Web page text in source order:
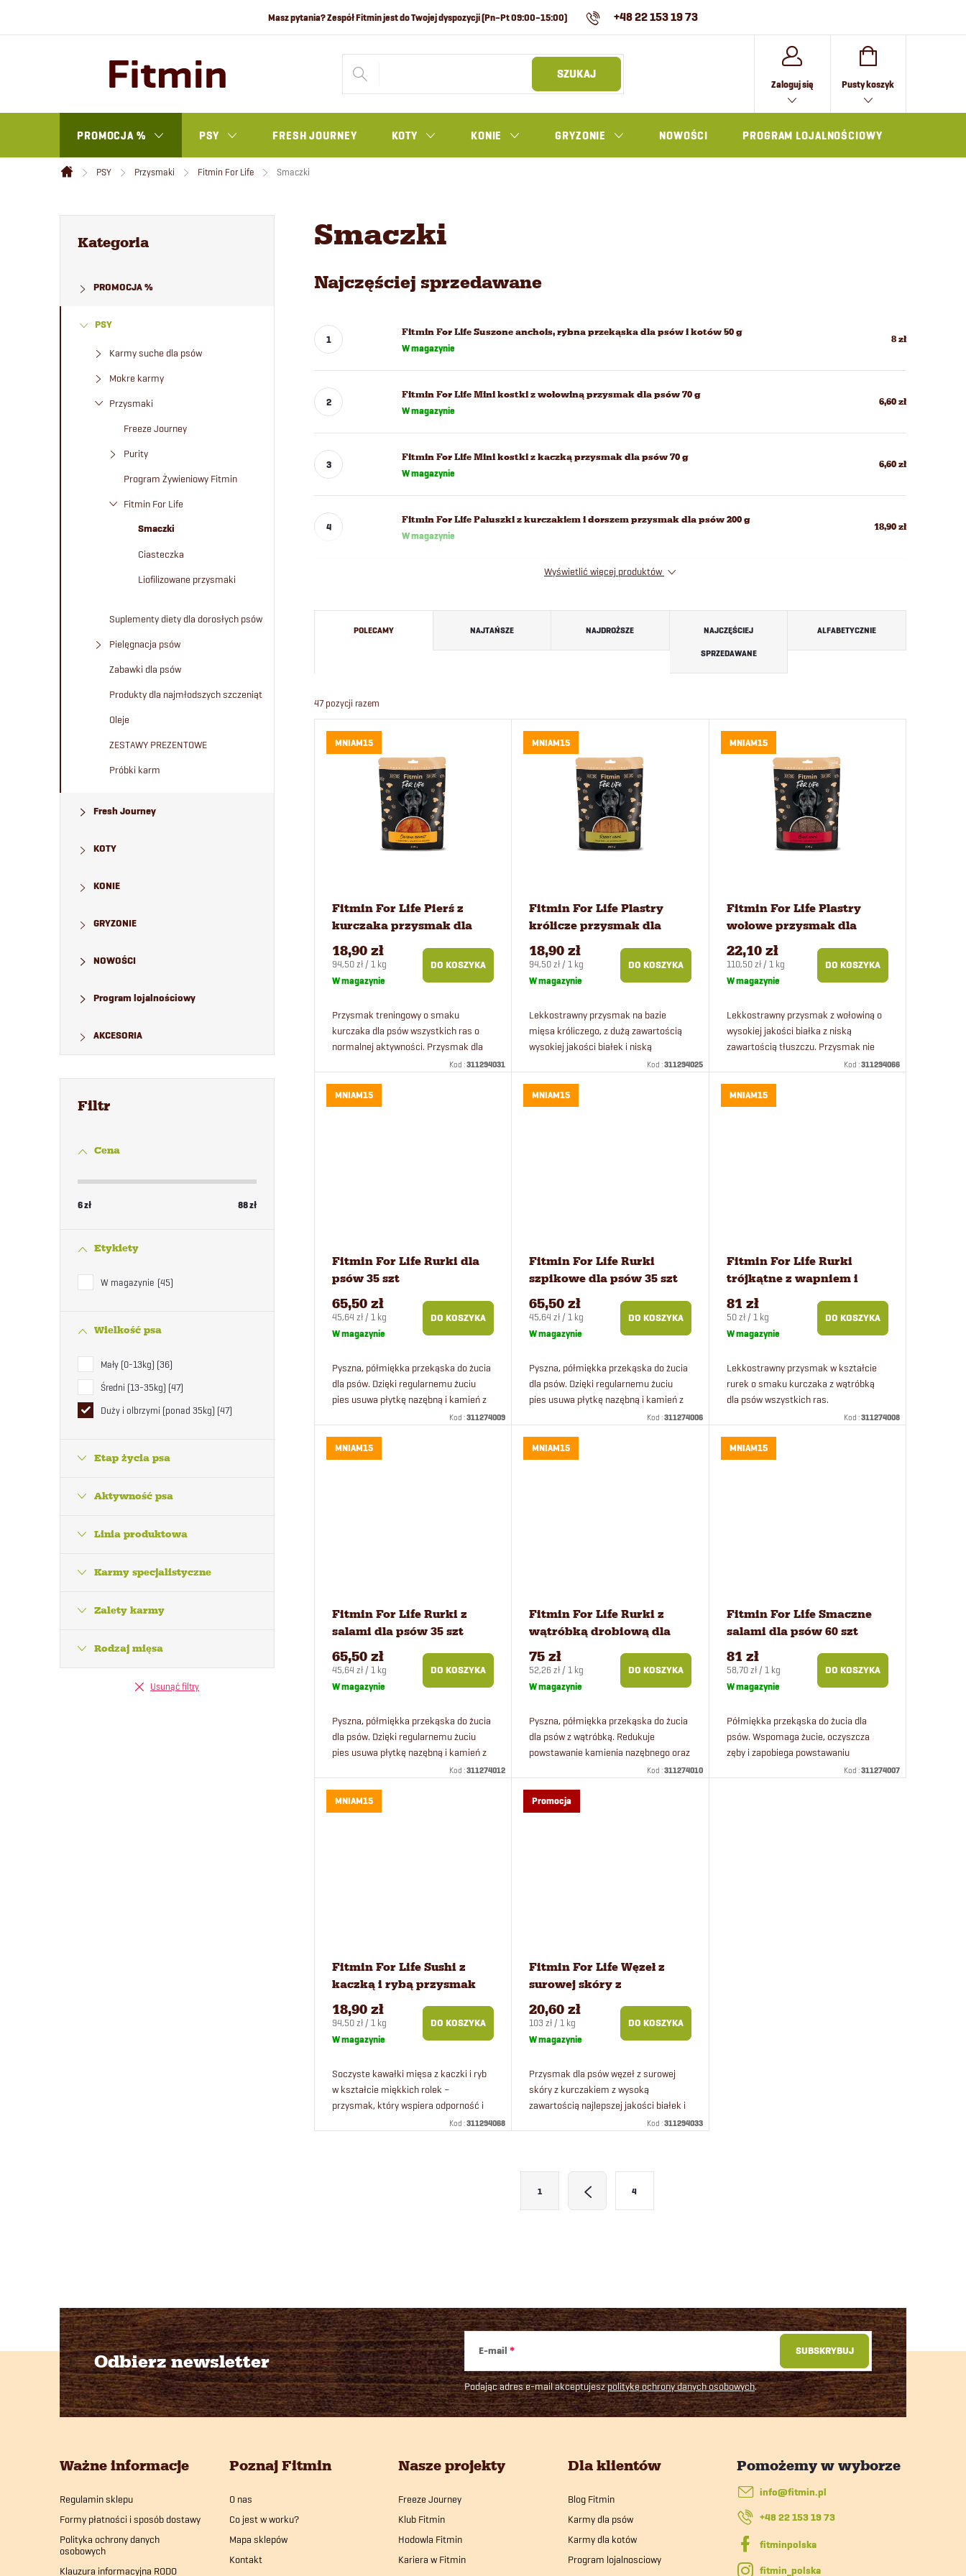
+48 22 153 19 73
SZUKAJ
Zaloguj się KOSZYK
Pusty koszyk
PROMOCJA % PSY FRESH JOURNEY KOTY KONIE GRYZONIE NOWOŚCI PROGRAM LOJALNOŚCIOWY
Home
PSY Przysmaki Fitmin For Life Smaczki
P
s
kategorie
Kategoria
PROMOCJA %
PSY
Karmy suche dla psów
Mokre karmy
Przysmaki
Freeze Journey
Purity
Program Żywieniowy Fitmin
Fitmin For Life
Smaczki
Ciasteczka
Liofilizowane przysmaki
Suplementy diety dla dorosłych psów
Pielęgnacja psów
Zabawki dla psów
Produkty dla najmłodszych szczeniąt
Oleje
ZESTAWY PREZENTOWE
Próbki karm
Fresh Journey
KOTY
KONIE
GRYZONIE
NOWOŚCI
Program lojalnościowy
AKCESORIA
Cena
6zł 88zł
Etykiety
W magazynie 45
Wielkość psa
Mały (0-13kg) 36
Średni (13-35kg) 47
Duży i olbrzymi (ponad 35kg) 47
Etap życia psa
Aktywność psa
Linia produktowa
Karmy specjalistyczne
Zalety karmy
Rodzaj mięsa
Usunąć filtry
Smaczki
Najczęściej sprzedawane
Fitmin For Life Suszone anchois, rybna przekąska dla psów i kotów 50 g
W magazynie
8 zł
Fitmin For Life Mini kostki z wołowiną przysmak dla psów 70 g
W magazynie
6,60 zł
Fitmin For Life Mini kostki z kaczką przysmak dla psów 70 g
W magazynie
6,60 zł
Fitmin For Life Paluszki z kurczakiem i dorszem przysmak dla psów 200 g
W magazynie
18,90 zł
Wyświetlić więcej produktów
r
d
w
POLECAMY NAJTAŃSZE NAJDROŻSZE NAJCZĘŚCIEJ
SPRZEDAWANE
ALFABETYCZNIE
47 pozycji razem
L
k
MNIAM15
Fitmin For Life Pierś z
kurczaka przysmak dla
psów 200 g
18,90 zł
Cena
jednostkowa:
94,50 zł / 1 kg
W magazynie
DO KOSZYKA
Przysmak treningowy o smaku
kurczaka dla psów wszystkich ras o
normalnej aktywności. Przysmak dla
psów nadaje się również do żucia.
Kod :311294031
MNIAM15
Fitmin For Life Plastry
królicze przysmak dla
psów 200 g
18,90 zł
Cena
jednostkowa:
94,50 zł / 1 kg
W magazynie
DO KOSZYKA
Lekkostrawny przysmak na bazie
mięsa króliczego, z dużą zawartością
wysokiej jakości białek i niską
Kod :311294025
MNIAM15
Fitmin For Life Plastry
wołowe przysmak dla
psów 200 g
22,10 zł
Cena
jednostkowa:
110,50 zł / 1 kg
W magazynie
DO KOSZYKA
Lekkostrawny przysmak z wołowiną o
wysokiej jakości białka z niską
zawartością tłuszczu. Przysmak nie
Kod :311294066
MNIAM15
Fitmin For Life Rurki dla
psów 35 szt
65,50 zł
Cena
jednostkowa:
45,64 zł / 1 kg
W magazynie
DO KOSZYKA
Pyszna, półmiękka przekąska do żucia
dla psów. Dzięki regularnemu żuciu
pies usuwa płytkę nazębną i kamień z
zębów. Wspomaga żucie, oczyszcza
Kod :311274009
MNIAM15
Fitmin For Life Rurki
szpikowe dla psów 35 szt
65,50 zł
Cena
jednostkowa:
45,64 zł / 1 kg
W magazynie
DO KOSZYKA
Pyszna, półmiękka przekąska do żucia
dla psów. Dzięki regularnemu żuciu
pies usuwa płytkę nazębną i kamień z
zębów. Lekkostrawna, odpowiedni
Kod :311274006
MNIAM15
Fitmin For Life Rurki
trójkątne z wapniem i
wątróbką dla psów 45 szt
81 zł
Cena
jednostkowa:
50 zł / 1 kg
W magazynie
DO KOSZYKA
Lekkostrawny przysmak w kształcie
rurek o smaku kurczaka z wątróbką
dla psów wszystkich ras.
Kod :311274008
MNIAM15
Fitmin For Life Rurki z
salami dla psów 35 szt
65,50 zł
Cena
jednostkowa:
45,64 zł / 1 kg
W magazynie
DO KOSZYKA
Pyszna, półmiękka przekąska do żucia
dla psów. Dzięki regularnemu żuciu
pies usuwa płytkę nazębną i kamień z
zębów. Wspomaga żucie, oczyszcza
Kod :311274012
MNIAM15
Fitmin For Life Rurki z
wątróbką drobiową dla
psów 35 szt
75 zł
Cena
jednostkowa:
52,26 zł / 1 kg
W magazynie
DO KOSZYKA
Pyszna, półmiękka przekąska do żucia
dla psów z wątróbką. Redukuje
powstawanie kamienia nazębnego oraz
wszystkich psów.
Kod :311274010
MNIAM15
Fitmin For Life Smaczne
salami dla psów 60 szt
81 zł
Cena
jednostkowa:
58,70 zł / 1 kg
W magazynie
DO KOSZYKA
Półmiękka przekąska do żucia dla
psów. Wspomaga żucie, oczyszcza
zęby i zapobiega powstawaniu
nieprzyjemnego zapachu w jamie
Kod :311274007
MNIAM15
Fitmin For Life Sushi z
kaczką i rybą przysmak
dla psów 200 g
18,90 zł
Cena
jednostkowa:
94,50 zł / 1 kg
W magazynie
DO KOSZYKA
Soczyste kawałki mięsa z kaczki i ryb
w kształcie miękkich rolek –
przysmak, który wspiera odporność i
nadaje sierści połysku. Doskonałe
Kod :311294068
Promocja
Fitmin For Life Węzeł z
surowej skóry z
kurczakiem przysmak dla
psów 200 g
20,60 zł
Cena
jednostkowa:
103 zł / 1 kg
W magazynie
DO KOSZYKA
Przysmak dla psów węzeł z surowej
skóry z kurczakiem z wysoką
zawartością najlepszej jakości białek i
Kod :311294033
o
l
k
i
i
a
c
j
a
1 4
Odbierz newsletter
E-mail
Podając adres e-mail akceptujeszpolitykę ochrony danych osobowych.
SUBSKRYBUJ
Ważne informacje
Regulamin sklepu
Formy płatności i sposób dostawy
Polityka ochrony danych
osobowych
Klauzura informacyjna RODO
Poznaj Fitmin
O nas
Co jest w worku?
Mapa sklepów
Kontakt
Nasze projekty
Freeze Journey
Klub Fitmin
Hodowla Fitmin
Kariera w Fitmin
Dla klientów
Blog Fitmin
Karmy dla psów
Karmy dla kotów
Program lojalnosciowy
info@fitmin.pl
+48 22 153 19 73
fitmin_polska